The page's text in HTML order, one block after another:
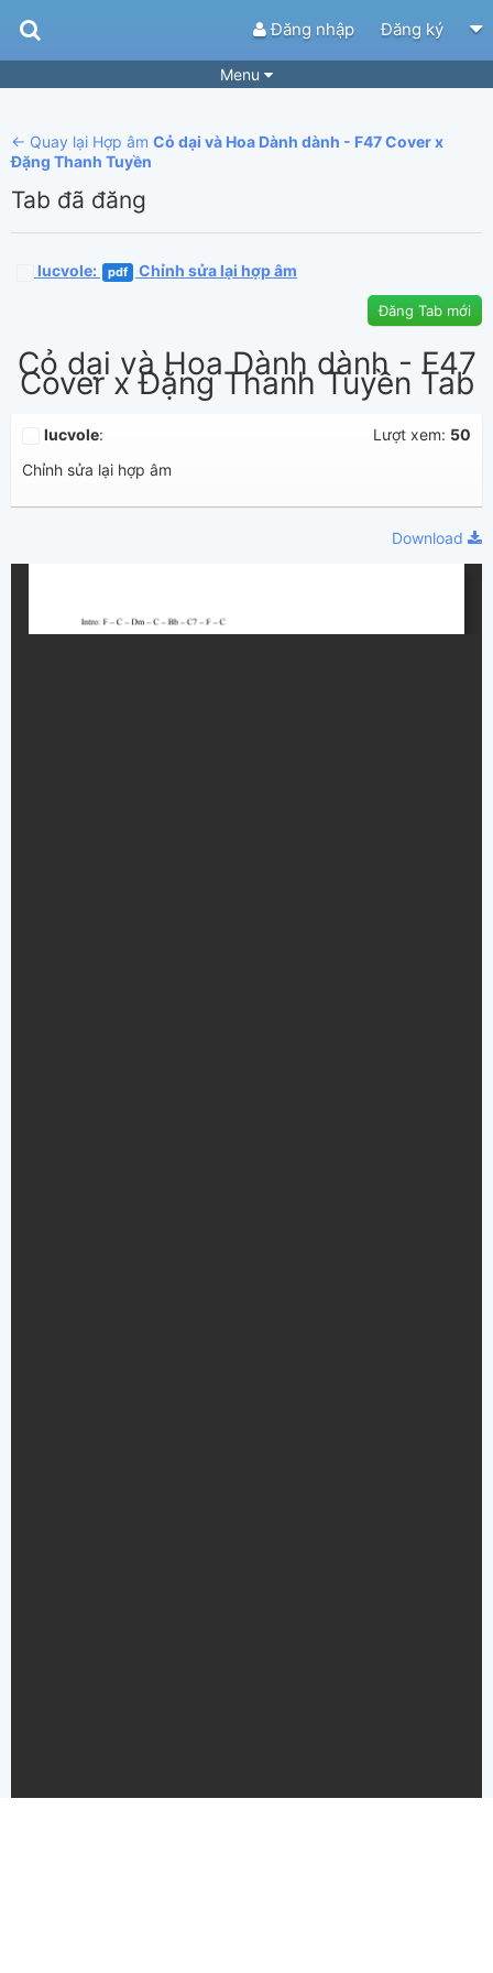
Đăng nhập Đăng ký
Menu
Playlist
Điệu bài hát
Yêu cầu hợp âm
Quản lý83
Tắt quảng cáo
← Quay lại Hợp âm Cỏ dại và Hoa Dành dành - F47 Cover x
Đặng Thanh Tuyền
Tab đã đăng
lucvole: pdf Chỉnh sửa lại hợp âm
Đăng Tab mới
Cỏ dại và Hoa Dành dành - F47
Cover x Đặng Thanh Tuyền Tab
Lượt xem: 50
lucvole:
Chỉnh sửa lại hợp âm
Download